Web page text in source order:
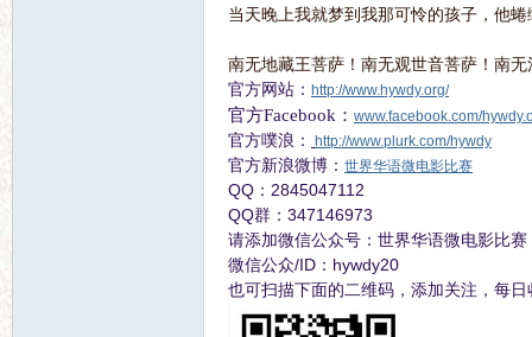
当天晚上我就梦到我那可怜的孩子，他
南无地藏王菩萨！南无观世音菩萨！南
官方网站： http://www.hywdy.org/
官方Facebook： www.facebook.com/
官方噗浪： http://www.plurk.com/hywdy
官方新浪微博： 世界华语微电影比赛
QQ：2845047112
QQ群：347146973
请添加微信公众号：世界华语微电影比赛
微信公众/ID：hywdy20
也可扫描下面的二维码，添加关注，每